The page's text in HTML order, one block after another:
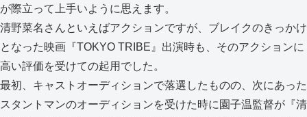
が際立って上手いように思えます。
清野菜名さんといえばアクションですが、ブレイクのきっかけ
となった映画『TOKYO TRIBE』出演時も、そのアクションに
高い評価を受けての起用でした。
最初、キャストオーディションで落選したものの、次にあった
スタントマンのオーディションを受けた時に園子温監督が『清